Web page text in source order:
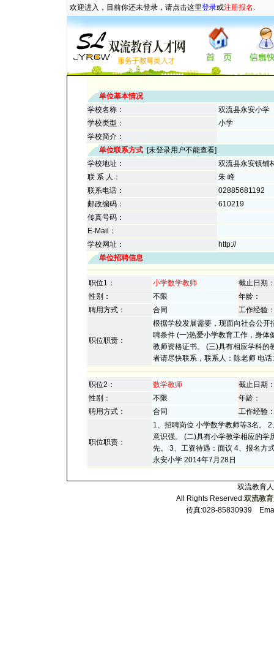
欢迎进入，目前你还未登录，请点击这里登录或注册报名 .
单位基本情况
学校名称：
双流县永安小学
学校类型：
小学
学校简介：
单位联系方式[未登录用户不能查看]
学校地址：
双流县永安镇铺
联 系 人：
朱 峰
联系电话：
02885681192
邮政编码：
610219
传真号码：
E-Mail：
学校网址：
http://
单位招聘信息
职位1： 小学数学教师
截止日期
性别：
不限
年龄：
聘用方式：
合同 工作经验
职位职责：
根据学校发展需要，现面向社会公
聘条件 (一)热爱小学教育工作，身体
教师资格证书。 (三)具有相应学科的
者请尽快联系，联系人：陈老师 电
职位2： 数学教师
截止日期
性别：
不限
年龄：
聘用方式：
合同 工作经验
职位职责：
1、招聘岗位 小学数学教师等3名。
意识强。 (二)具有小学教学相应的学
先。 3、工资待遇：面议 4、报名方
永安小学 2014年7月28日
双流教育
All Rights Reserved.双流教
传真:028-85830939